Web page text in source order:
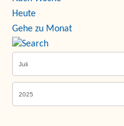
Heute
Gehe zu Monat